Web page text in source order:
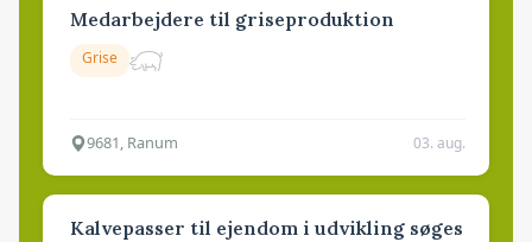
Medarbejdere til griseproduktion
Grise
9681, Ranum 03. aug.
Kalvepasser til ejendom i udvikling søges